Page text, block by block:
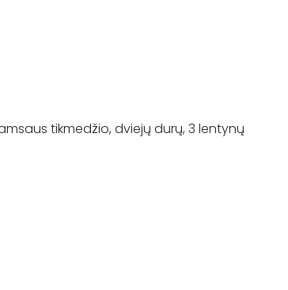
tikmedžio, dviejų durų, 3 lentynų